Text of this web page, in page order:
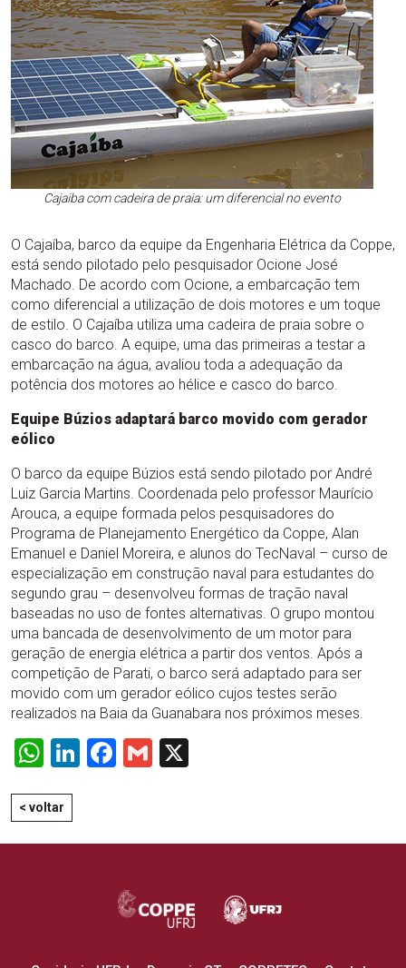
Cajaiba com cadeira de praia: um diferencial no evento
O Cajaíba, barco da equipe da Engenharia Elétrica da Coppe,
está sendo pilotado pelo pesquisador Ocione José
Machado. De acordo com Ocione, a embarcação tem
como diferencial a utilização de dois motores e um toque
de estilo. O Cajaíba utiliza uma cadeira de praia sobre o
casco do barco. A equipe, uma das primeiras a testar a
embarcação na água, avaliou toda a adequação da
potência dos motores ao hélice e casco do barco.
Equipe Búzios adaptará barco movido com gerador
eólico
O barco da equipe Búzios está sendo pilotado por André
Luiz Garcia Martins. Coordenada pelo professor Maurício
Arouca, a equipe formada pelos pesquisadores do
Programa de Planejamento Energético da Coppe, Alan
Emanuel e Daniel Moreira, e alunos do TecNaval – curso de
especialização em construção naval para estudantes do
segundo grau – desenvolveu formas de tração naval
baseadas no uso de fontes alternativas. O grupo montou
uma bancada de desenvolvimento de um motor para
geração de energia elétrica a partir dos ventos. Após a
competição de Parati, o barco será adaptado para ser
movido com um gerador eólico cujos testes serão
realizados na Baia da Guanabara nos próximos meses.
WhatsApp
LinkedIn
Facebook
Gmail
< voltar